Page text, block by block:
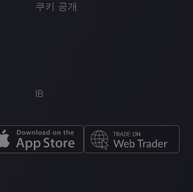
쿠키 공개
IB